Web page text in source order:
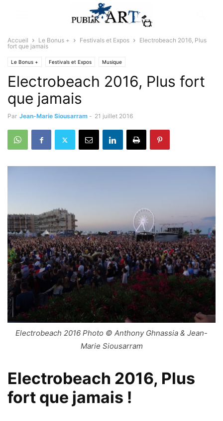
Accueil Le Bonus + Festivals et Expos
Electrobeach 2016, Plus
fort que jamais
Le Bonus + Festivals et Expos Musique
Electrobeach 2016, Plus fort
que jamais
Par Jean-Marie Siousarram - 21 juillet 2016
Electrobeach 2016 Photo © Anthony Ghnassia & Jean-
Marie Siousarram
Electrobeach 2016, Plus
fort que jamais !